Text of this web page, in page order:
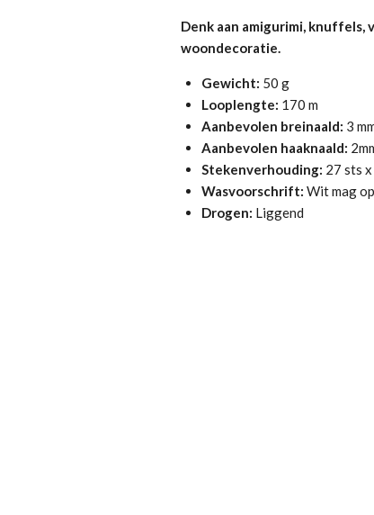
Denk aan amigurimi, knuffels,
woondecoratie.
Gewicht: 50 g
Looplengte: 170 m
Aanbevolen breinaald: 3
Aanbevolen haaknaald:
Stekenverhouding: 27 sts
Wasvoorschrift: Wit mag
Drogen: Liggend